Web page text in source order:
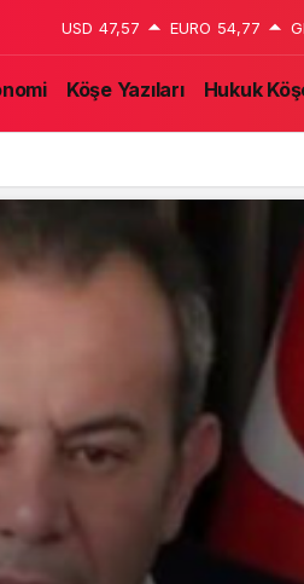
USD 47,57 EURO 54,77
Köşe Yazıları Hukuk